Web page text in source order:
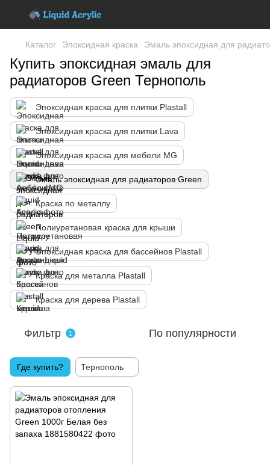
Каталог Эпоксидная краска Эмаль эпоксидная для
Купить эпоксидная эмаль для
радиаторов Green Тернополь
Эпоксидная краска для плитки Plastall
Эпоксидная краска для плитки Lava
Эпоксидная краска для мебели MG
Эмаль эпоксидная для радиаторов Green
Краска по металлу
Полиуретановая краска для крыши
Эпоксидная краска для бассейнов Plastall
Краска для металла Plastall
Краска для дерева Plastall
Фильтр 1 По популярности
Где купить? Тернополь